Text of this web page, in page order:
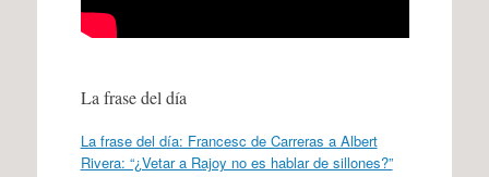
La frase del día
La frase del día: Francesc de Carreras a Albert
Rivera: “¿Vetar a Rajoy no es hablar de sillones?”